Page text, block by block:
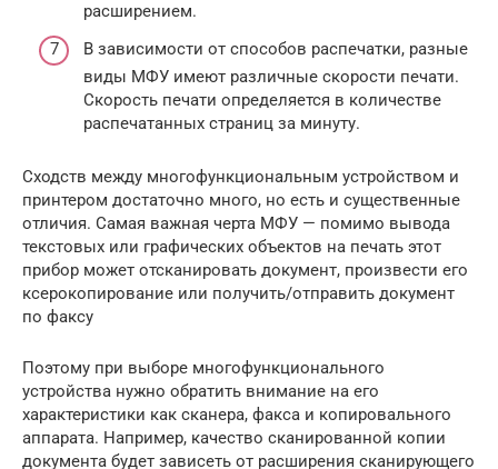
расширением.
В зависимости от способов распечатки, разные
виды МФУ имеют различные скорости печати.
Скорость печати определяется в количестве
распечатанных страниц за минуту.
Сходств между многофункциональным устройством и
принтером достаточно много, но есть и существенные
отличия. Самая важная черта МФУ — помимо вывода
текстовых или графических объектов на печать этот
прибор может отсканировать документ, произвести его
ксерокопирование или получить/отправить документ
по факсу
Поэтому при выборе многофункционального
устройства нужно обратить внимание на его
характеристики как сканера, факса и копировального
аппарата. Например, качество сканированной копии
документа будет зависеть от расширения сканирующего